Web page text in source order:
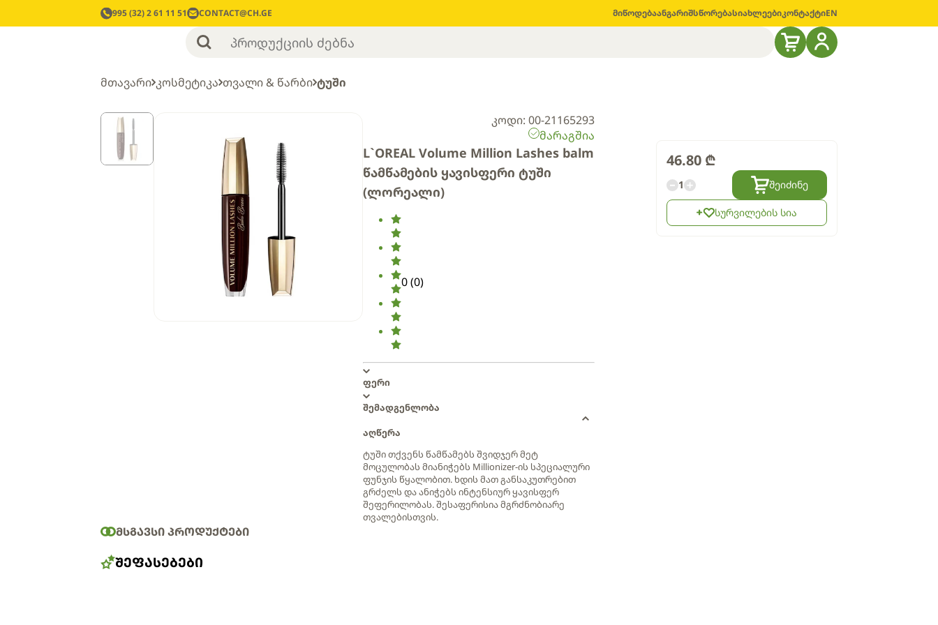
995 (32) 2 61 11 51 CONTACT@CH.GE მიწოდებაანგარიშსწორებასიახლეებიკონტაქტიEN
მთავარი კოსმეტიკა თვალი & წარბი ტუში
კოდი: 00-21165293
მარაგშია
L`OREAL Volume Million Lashes balm
წამწამების ყავისფერი ტუში
(ლორეალი)
0(0)
ფერი
შემადგენლობა
აღწერა
ტუში თქვენს წამწამებს შვიდჯერ მეტ
მოცულობას მიანიჭებს Millionizer-ის სპეციალური
ფუნჯის წყალობით. ხდის მათ განსაკუთრებით
გრძელს და ანიჭებს ინტენსიურ ყავისფერ
შეფერილობას. შესაფერისია მგრძნობიარე
თვალებისთვის.
ᲛᲡᲒᲐᲕᲡᲘ ᲞᲠᲝᲓᲣᲥᲢᲔᲑᲘ
ᲨᲔᲤᲐᲡᲔᲑᲔᲑᲘ
46.80₾
1 შეიძინე
სურვილების სია